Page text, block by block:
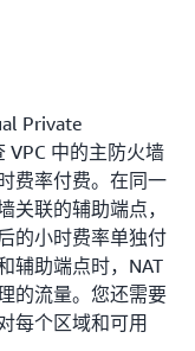
Private
VPC 中的主防火墙
费率付费。在同一
关联的辅助端点，
的小时费率单独付
辅助端点时，NAT
的流量。您还需要
每个区域和可用